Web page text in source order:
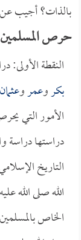
بالذات؟ أجيب
حرص المسلمين
النقطة الأولى:
بكروعمروعثمان
الأمور التي
دراستها دراسة
التاريخ
الله صلى الله
الخاص